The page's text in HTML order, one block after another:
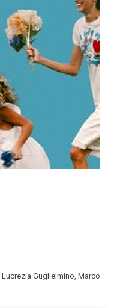
Lucrezia Guglielmino, Marco